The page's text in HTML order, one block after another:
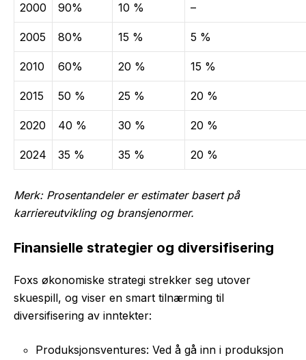
2000 90% 10 % –
2005 80% 15 % 5 %
2010 60% 20 % 15 %
2015 50 % 25 % 20 %
2020 40 % 30 % 20 %
2024 35 % 35 % 20 %
Merk: Prosentandeler er estimater basert på
karriereutvikling og bransjenormer.
Finansielle strategier og diversifisering
Foxs økonomiske strategi strekker seg utover
skuespill, og viser en smart tilnærming til
diversifisering av inntekter:
Produksjonsventures: Ved å gå inn i produksjon